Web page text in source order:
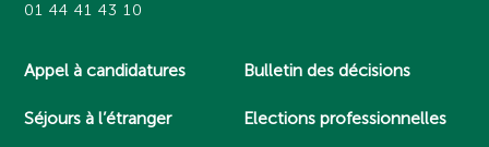
01 44 41 43 10
Appel à candidatures
Séjours à l’étranger
Bulletin des décisions
Elections professionnelles